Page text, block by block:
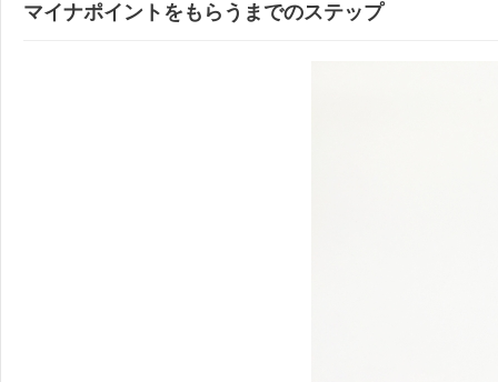
マイナポイントをもらうまでのステップ